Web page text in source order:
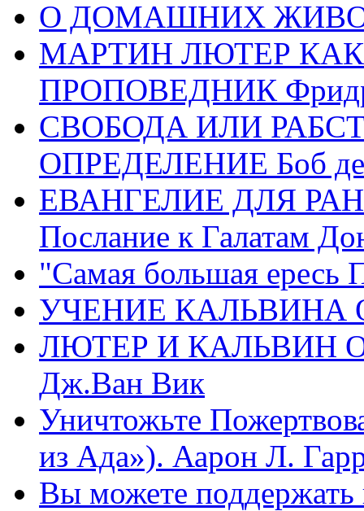
О ДОМАШНИХ
МАРТИН ЛЮТЕР
ПРОПОВЕДНИК
СВОБОДА ИЛИ
ОПРЕДЕЛЕНИЕ Боб де
ЕВАНГЕЛИЕ ДЛЯ
Послание к Галатам
"Самая большая ересь
УЧЕНИЕ КАЛЬВИНА
ЛЮТЕР И КАЛЬВИН
Дж.Ван Вик
Уничтожьте
из Ада»). Аарон Л.
Вы можете